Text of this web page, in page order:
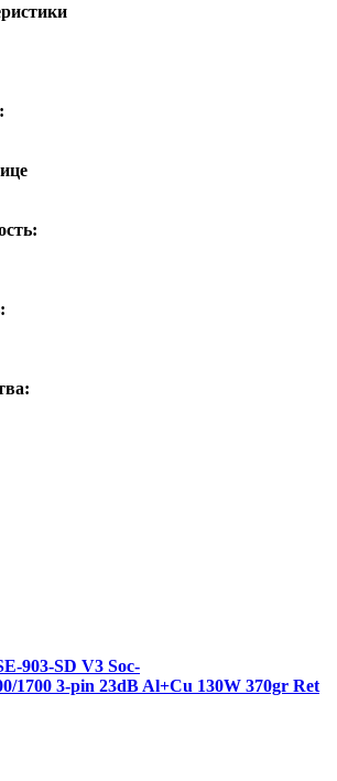
903-SD V3 Soc-
1700 3-pin 23dB Al+Cu 130W 370gr Ret